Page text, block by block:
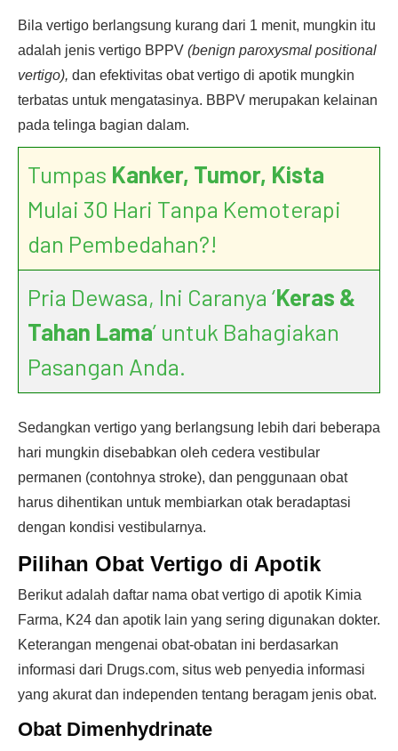
Bila vertigo berlangsung kurang dari 1 menit, mungkin itu
adalah jenis vertigo BPPV (benign paroxysmal positional
vertigo), dan efektivitas obat vertigo di apotik mungkin
terbatas untuk mengatasinya. BBPV merupakan kelainan
pada telinga bagian dalam.
Tumpas Kanker, Tumor, Kista
Mulai 30 Hari Tanpa Kemoterapi
dan Pembedahan?!
Pria Dewasa, Ini Caranya ‘Keras &
Tahan Lama’ untuk Bahagiakan
Pasangan Anda.
Sedangkan vertigo yang berlangsung lebih dari beberapa
hari mungkin disebabkan oleh cedera vestibular
permanen (contohnya stroke), dan penggunaan obat
harus dihentikan untuk membiarkan otak beradaptasi
dengan kondisi vestibularnya.
Pilihan Obat Vertigo di Apotik
Berikut adalah daftar nama obat vertigo di apotik Kimia
Farma, K24 dan apotik lain yang sering digunakan dokter.
Keterangan mengenai obat-obatan ini berdasarkan
informasi dari Drugs.com, situs web penyedia informasi
yang akurat dan independen tentang beragam jenis obat.
Obat Dimenhydrinate